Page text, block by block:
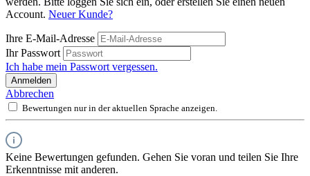
Account. Neuer Kunde?
Ihre E-Mail-Adresse
Ihr Passwort
Ich habe mein Passwort vergessen.
Anmelden
Abbrechen
Bewertungen nur in der aktuellen Sprache anzeigen.
Keine Bewertungen gefunden. Gehen Sie voran und teilen Sie Ihre
Erkenntnisse mit anderen.